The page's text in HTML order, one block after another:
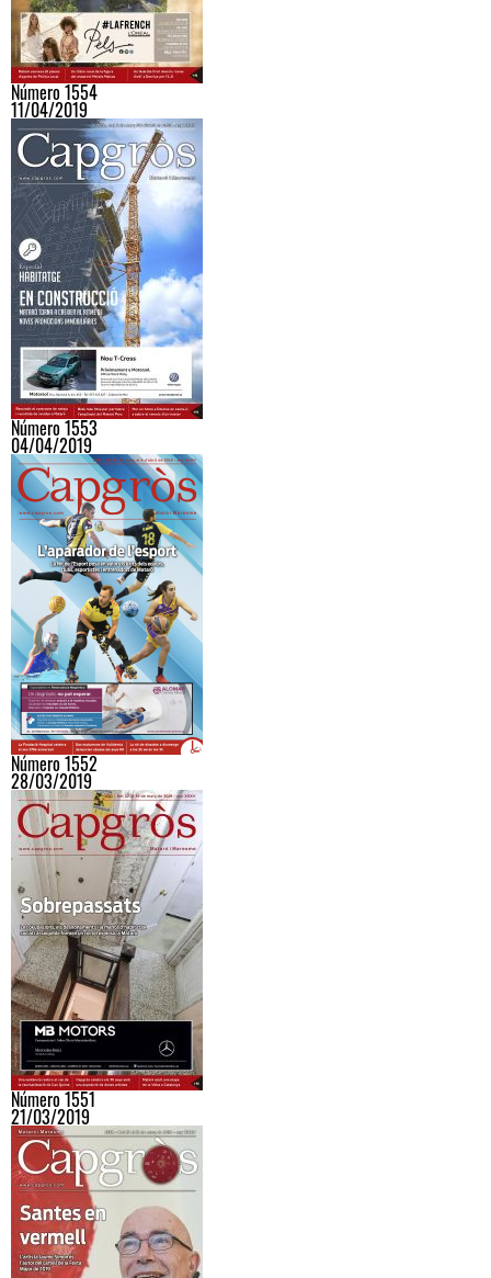
Número 1554
11/04/2019
Número 1553
04/04/2019
Número 1552
28/03/2019
Número 1551
21/03/2019